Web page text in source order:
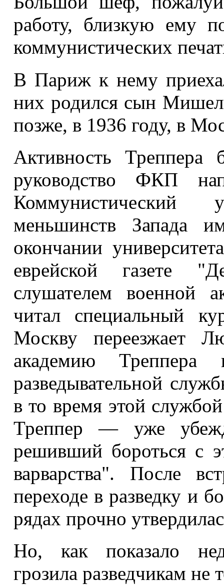
работу, близкую ему
коммунистических
В Париж к нему
них родился сын
позже, в 1936 году, в
Активность
руководство ФКП
Коммунистический
меньшинств Запада
окончании
еврейской газете "
слушателем военной
читал специальный
Москву переезжает
академию Треппера
разведывательной
в то время этой
Треппер — уже
решивший бороться с
варварства". После
переходе в разведку и
рядах прочно
Но, как показало
грозила разведчикам